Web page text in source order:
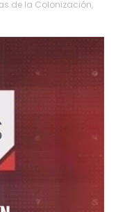
de la Colonización,